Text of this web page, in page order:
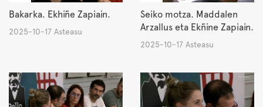
Bakarka. Ekhiñe Zapiain.
2025-10-17 Asteasu
Seiko motza. Maddalen
Arzallus eta Ekñine Zapiain.
2025-10-17 Asteasu